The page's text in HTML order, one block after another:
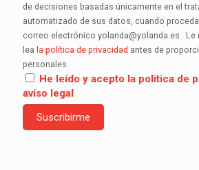
de decisiones basadas únicamente en el
automatizado de sus datos, cuando
correo electrónico yolanda@yolanda.es .
lea la política de privacidad antes de
personales.
He leído y acepto la política de
aviso legal